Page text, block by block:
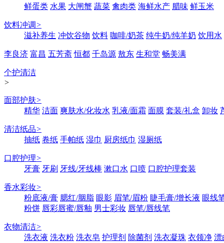
鲜蛋类 水果 大闸蟹 蔬菜 禽肉类 海鲜水产 腊味 鲜玉米
饮料冲调>
滋补养生 冲饮谷物 饮料 咖啡/奶茶 纯牛奶/纯羊奶 饮用水
李良济 富昌 五芳斋 恒都 千岛源 敖东 生和堂 畅美满
个护清洁
>
面部护肤>
精华 洁面 爽肤水/化妆水 乳液/面霜 面膜 套装/礼盒 卸妆
清洁纸品>
抽纸 卷纸 手帕纸 湿巾 厨房纸巾 湿厕纸
口腔护理>
牙膏 牙刷 牙线/牙线棒 漱口水 口喷 口腔护理套装
香水彩妆>
粉底液/膏 腮红/胭脂 眼影 眉笔/眉粉 睫毛膏/增长液 眼线
粉饼 唇彩唇蜜/唇釉 男士彩妆 唇笔/唇线笔
衣物清洁>
洗衣液 洗衣粉 洗衣皂 护理剂 除菌剂 洗衣凝珠 衣领净 漂